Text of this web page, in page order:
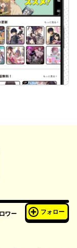
ワー フォロー